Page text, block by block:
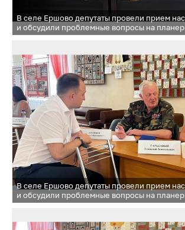
В селе Ершово депутаты провели прием
и обсудили проблемные вопросы на
В селе Ершово депутаты провели прием
и обсудили проблемные вопросы на